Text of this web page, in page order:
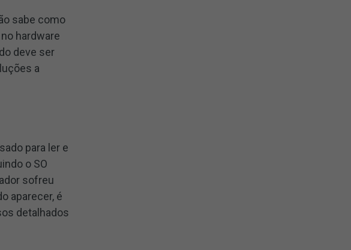
sabe como
hardware
deve ser
a
para ler e
o SO
sofreu
aparecer, é
detalhados